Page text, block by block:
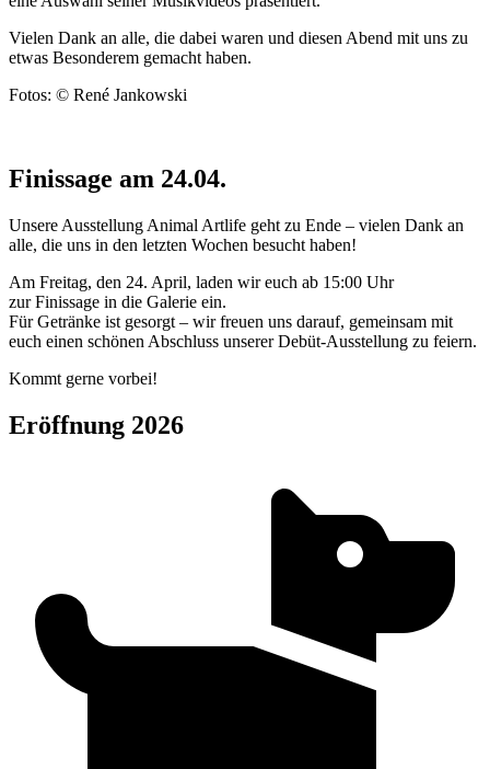
Vielen Dank an alle, die dabei waren und diesen Abend mit uns zu
etwas Besonderem gemacht haben.
Fotos: © René Jankowski
Finissage am 24.04.
Unsere Ausstellung Animal Artlife geht zu Ende – vielen Dank an
alle, die uns in den letzten Wochen besucht haben!
Am Freitag, den 24. April, laden wir euch ab 15:00 Uhr
zurFinissage in die Galerie ein.
Für Getränke ist gesorgt – wir freuen uns darauf, gemeinsam mit
euch einen schönen Abschluss unserer Debüt-Ausstellung zu feiern.
Kommt gerne vorbei!
Eröffnung 2026